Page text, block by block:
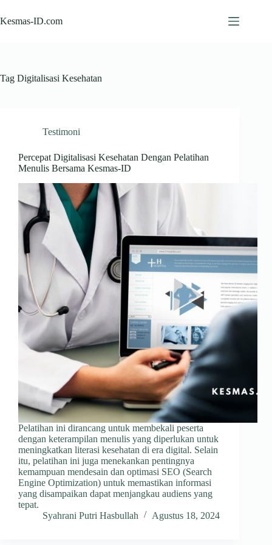
to
content
Kesmas-ID.com
Tag Digitalisasi Kesehatan
Testimoni
Percepat Digitalisasi Kesehatan Dengan Pelatihan
Menulis Bersama Kesmas-ID
Pelatihan ini dirancang untuk membekali peserta
dengan keterampilan menulis yang diperlukan untuk
meningkatkan literasi kesehatan di era digital. Selain
itu, pelatihan ini juga menekankan pentingnya
kemampuan mendesain dan optimasi SEO (Search
Engine Optimization) untuk memastikan informasi
yang disampaikan dapat menjangkau audiens yang
tepat.
Syahrani Putri Hasbullah
Agustus 18, 2024